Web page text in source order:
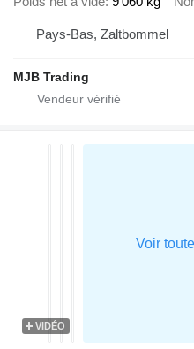
Pays-Bas, Zaltbommel
MJB Trading
VIDÉO